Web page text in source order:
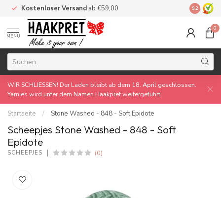
Kostenloser Versand ab €59,00 Made by
9.2
MENU
0
WIR SCHLIESSEN! Der Laden bleibt ab dem 18. April geschlossen.
Yarnies wird unter dem Namen Haakpret weitergeführt.
Startseite / Stone Washed - 848 - Soft Epidote
Scheepjes Stone Washed - 848 - Soft
Epidote
SCHEEPJES (0)